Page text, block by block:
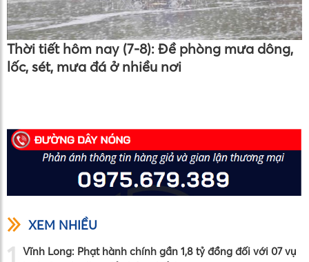
Thời tiết hôm nay (7-8): Đề phòng mưa dông,
lốc, sét, mưa đá ở nhiều nơi
XEM NHIỀU
1
Vĩnh Long: Phạt hành chính gần 1,8 tỷ đồng đối với 07 vụ